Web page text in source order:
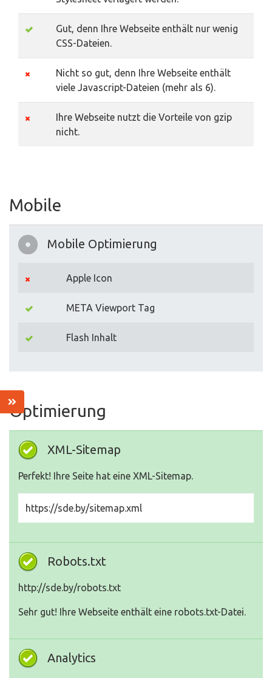
Gut, denn Ihre Webseite enthält nur wenig
CSS-Dateien.
Nicht so gut, denn Ihre Webseite enthält
viele Javascript-Dateien (mehr als 6).
Ihre Webseite nutzt die Vorteile von gzip
nicht.
Mobile
Mobile Optimierung
Apple Icon
META Viewport Tag
Flash Inhalt
Optimierung
XML-Sitemap
Perfekt! Ihre Seite hat eine XML-Sitemap.
https://sde.by/sitemap.xml
Robots.txt
http://sde.by/robots.txt
Sehr gut! Ihre Webseite enthält eine robots.txt-Datei.
Analytics